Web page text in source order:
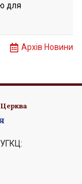
для
Архів Новини
УГКЦ: